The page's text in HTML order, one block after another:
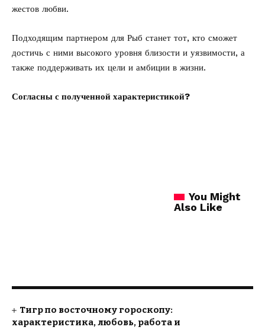
жестов любви.
Подходящим партнером для Рыб станет тот, кто сможет
достичь с ними высокого уровня близости и уязвимости, а
также поддерживать их цели и амбиции в жизни.
Согласны с полученной характеристикой?
You Might
Also Like
Тигр по восточному гороскопу:
характеристика, любовь, работа и